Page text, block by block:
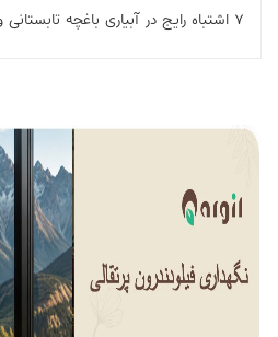
تابستان که می‌رسد، خیلی‌ها فکر
بیشتر بخوانیم ...
۷ اشتباه رایج در آبیاری باغچه تابستانی و...